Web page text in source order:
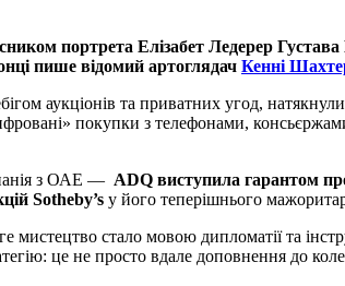
портрета Елізабет Ледерер
пише відомий артоглядач Кенні
аукціонів та приватних угод,
покупки з телефонами,
з ОАЕ — ADQ виступила гарантом
Sotheby’s у його теперішнього
мистецтво стало мовою дипломатії та
це не просто вдале доповнення до